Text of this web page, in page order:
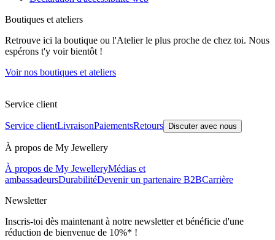
Boutiques et ateliers
Retrouve ici la boutique ou l'Atelier le plus proche de chez toi. Nous
espérons t'y voir bientôt !
Voir nos boutiques et ateliers
Service client
Service clientLivraisonPaiementsRetours Discuter avec nous
À propos de My Jewellery
À propos de My JewelleryMédias et
ambassadeursDurabilitéDevenir un partenaire B2BCarrière
Newsletter
Inscris-toi dès maintenant à notre newsletter et bénéficie d'une
réduction de bienvenue de 10%* !